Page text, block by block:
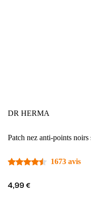
DR HERMA
Patch nez anti-points noirs
1673 avis
4,99 €